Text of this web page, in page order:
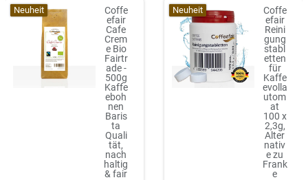
Neuheit
Coffe
efair
Cafe
Crem
e Bio
Fairtr
ade -
500g
Kaffe
eboh
nen
Baris
ta
Quali
tät,
nach
haltig
& fair
Neuheit
Coffe
efair
Reini
gung
stabl
etten
für
Kaffe
evolla
utom
at
100 x
2,3g,
Alter
nativ
e zu
Frank
e